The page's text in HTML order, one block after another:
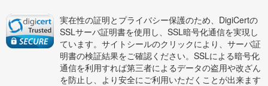
実在性の証明とプライバシー保護のため、DigiCertの
SSLサーバ証明書を使用し、SSL暗号化通信を実現し
ています。サイトシールのクリックにより、サーバ証
明書の検証結果をご確認ください。SSLによる暗号化
通信を利用すれば第三者によるデータの盗用や改ざん
を防止し、より安全にご利用いただくことが出来ます